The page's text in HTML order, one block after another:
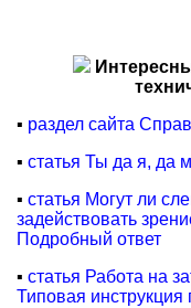
▪ раздел сайта
▪ статья Ты да я, да
▪ статья Могут ли
задействовать
Подробный ответ
▪ статья Работа на
Типовая инструкция